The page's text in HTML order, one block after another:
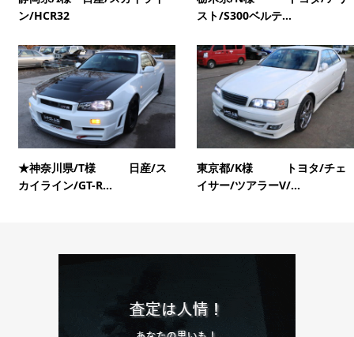
ン/HCR32
スト/S300ベルテ...
★神奈川県/T様 日産/ス
カイライン/GT-R...
東京都/K様 トヨタ/チェ
イサー/ツアラーV/...